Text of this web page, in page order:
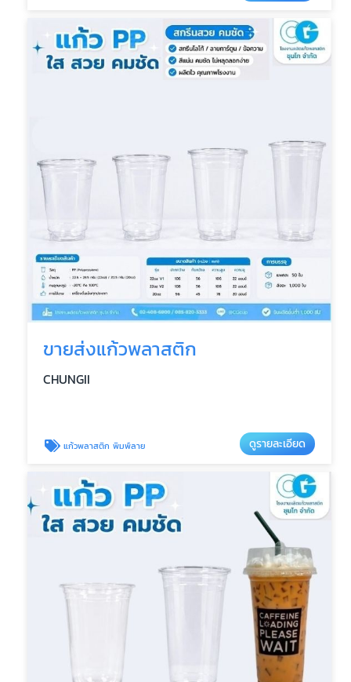
ขายส่งแก้วพลาสติก
CHUNGII
แก้วพลาสติก พิมพ์ลาย ดูรายละเอียด